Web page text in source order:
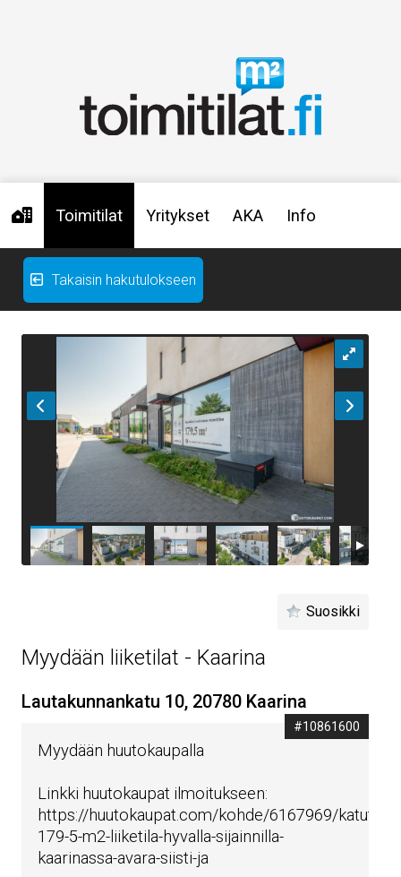
Toimitilat Yritykset AKA Info
Takaisin hakutulokseen
Suosikki
Myydään liiketilat - Kaarina
Lautakunnankatu 10, 20780 Kaarina
#10861600
Myydään huutokaupalla
Linkki huutokaupat ilmoitukseen:
https://huutokaupat.com/kohde/6167969/
179-5-m2-liiketila-hyvalla-sijainnilla-
kaarinassa-avara-siisti-ja